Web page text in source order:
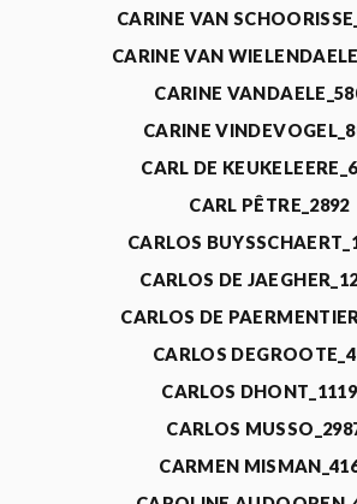
CARINE VAN
CARINE VAN
CARINE
CARINE
CARL DE
CARL PÊTRE_2892
CARLOS
CARLOS DE
CARLOS DE
CARLOS
CARLOS
CARLOS
CARMEN